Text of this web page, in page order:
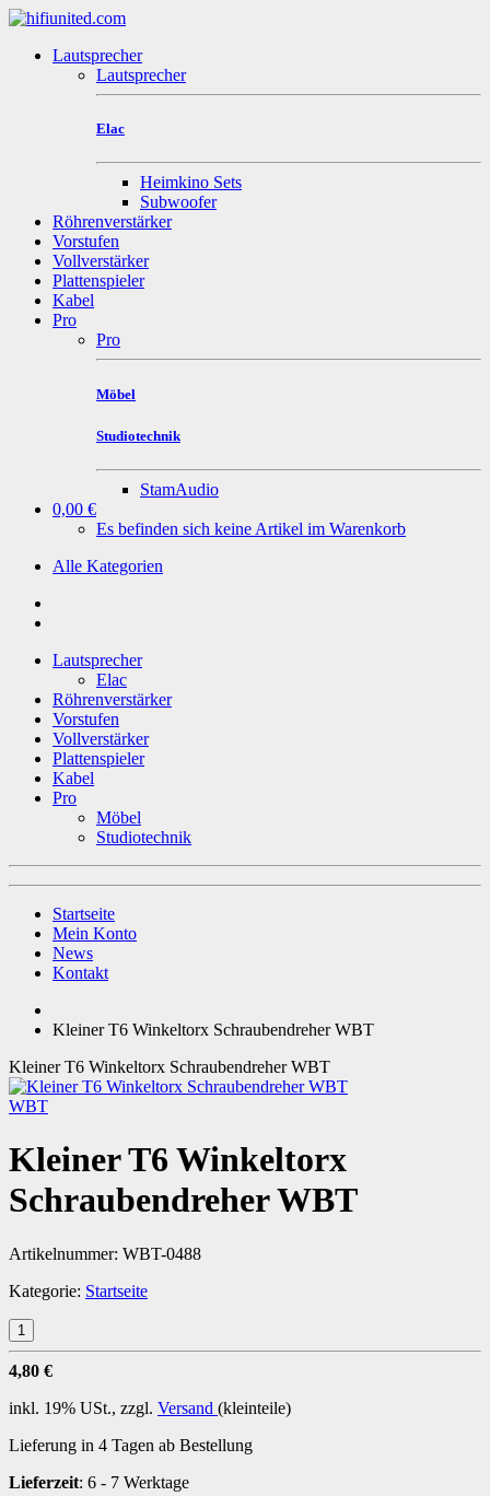
Lautsprecher
Lautsprecher
Elac
Heimkino Sets
Subwoofer
Röhrenverstärker
Vorstufen
Vollverstärker
Plattenspieler
Kabel
Pro
Pro
Möbel
Studiotechnik
StamAudio
0,00 €
Es befinden sich keine Artikel im Warenkorb
Alle Kategorien
Lautsprecher
Elac
Röhrenverstärker
Vorstufen
Vollverstärker
Plattenspieler
Kabel
Pro
Möbel
Studiotechnik
Startseite
Mein Konto
News
Kontakt
Kleiner T6 Winkeltorx Schraubendreher WBT
Kleiner T6 Winkeltorx Schraubendreher WBT
WBT
Kleiner T6 Winkeltorx
Schraubendreher WBT
Artikelnummer: WBT-0488
Kategorie: Startseite
4,80 €
inkl. 19% USt., zzgl. Versand (kleinteile)
Lieferung in 4 Tagen ab Bestellung
Lieferzeit: 6 - 7 Werktage